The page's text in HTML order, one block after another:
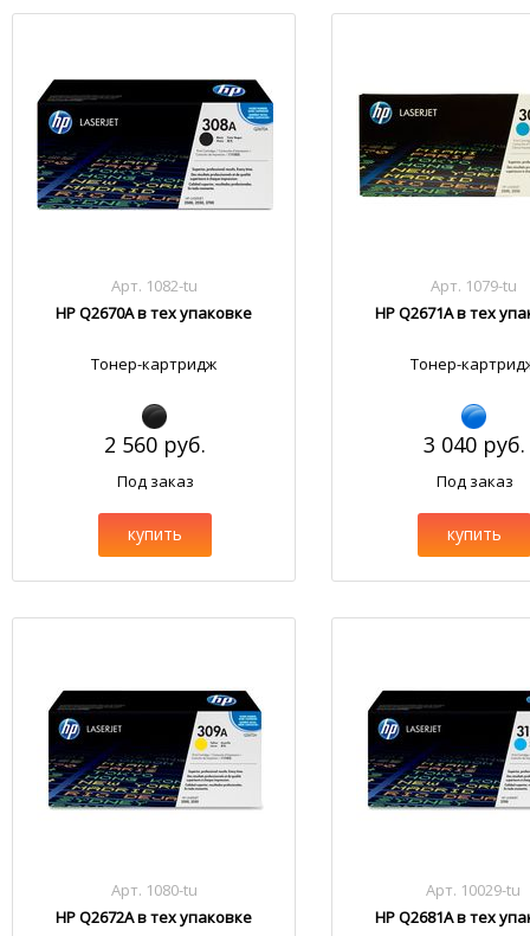
Арт. 1082-tu
HP Q2670A в тех упаковке
Тонер-картридж
2 560 руб.
Под заказ
купить
Арт. 1079-tu
HP Q2671A в тех
Тонер-
3 040 руб.
Под заказ
купить
Арт. 1080-tu
HP Q2672A в тех упаковке
Арт. 10029-tu
HP Q2681A в тех